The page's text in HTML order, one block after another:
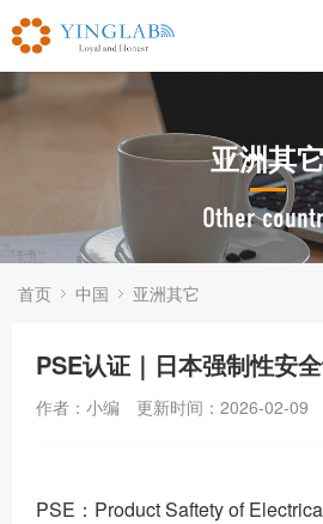
亚洲其
Other
首页 中国 亚洲其它
PSE认证｜日本强制性安
作者：小编 更新时间：2026-02-09
PSE：Product Saftety of